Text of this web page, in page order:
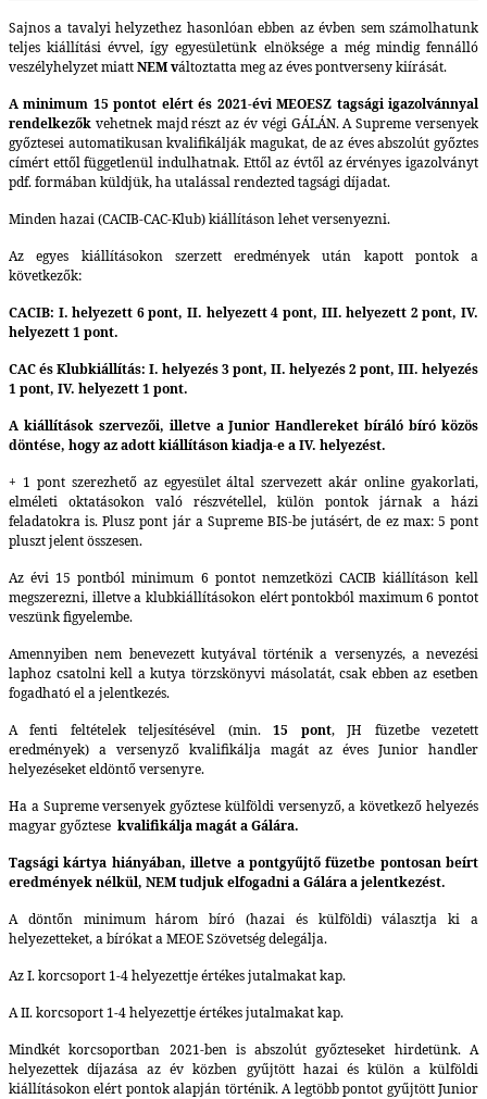
Sajnos a tavalyi helyzethez hasonlóan ebben az évben sem számolhatunk
teljes kiállítási évvel, így egyesületünk elnöksége a még mindig fennálló
veszélyhelyzet miattNEM változtatta meg az éves pontverseny kiírását.
Aminimum 15 pontot elért és 2021-évi MEOESZ tagsági igazolvánnyal
rendelkezők vehetnek majd részt az év végi GÁLÁN. A Supreme versenyek
győztesei automatikusan kvalifikálják magukat, de az éves abszolút győztes
címért ettől függetlenül indulhatnak. Ettől az évtől az érvényes igazolványt
pdf. formában küldjük, ha utalással rendezted tagsági díjadat.
Minden hazai (CACIB-CAC-Klub) kiállításon lehet versenyezni.
Az egyes kiállításokon szerzett eredmények után kapott pontok a
következők:
CACIB: I. helyezett 6 pont, II. helyezett 4 pont, III. helyezett 2 pont, IV.
helyezett 1 pont.
CAC és Klubkiállítás: I. helyezés 3 pont, II. helyezés 2 pont, III. helyezés
1 pont, IV. helyezett 1 pont.
A kiállítások szervezői, illetve a Junior Handlereket bíráló bíró közös
döntése, hogy az adott kiállításon kiadja-e a IV. helyezést.
+ 1 pont szerezhető az egyesület által szervezett akár online gyakorlati,
elméleti oktatásokon való részvétellel, külön pontok járnak a házi
feladatokra is. Plusz pont jár a Supreme BIS-be jutásért, de ez max: 5 pont
pluszt jelent összesen.
Az évi 15 pontból minimum 6 pontot nemzetközi CACIB kiállításon kell
megszerezni, illetve a klubkiállításokon elért pontokból maximum 6 pontot
veszünk figyelembe.
Amennyiben nem benevezett kutyával történik a versenyzés, a nevezési
laphoz csatolni kell a kutya törzskönyvi másolatát, csak ebben az esetben
fogadható el a jelentkezés.
A fenti feltételek teljesítésével (min.15 pont, JH füzetbe vezetett
eredmények) a versenyző kvalifikálja magát az éves Junior handler
helyezéseket eldöntő versenyre.
Ha a Supreme versenyek győztese külföldi versenyző, a következő helyezés
magyar győztese kvalifikálja magát a Gálára.
Tagsági kártya hiányában, illetve a pontgyűjtő füzetbe pontosan beírt
eredmények nélkül, NEM tudjuk elfogadni a Gálára a jelentkezést.
A döntőn minimum három bíró (hazai és külföldi) választja ki a
helyezetteket, a bírókat a MEOE Szövetség delegálja.
Az I. korcsoport 1-4 helyezettje értékes jutalmakat kap.
A II. korcsoport 1-4 helyezettje értékes jutalmakat kap.
Mindkét korcsoportban 2021-ben is abszolút győzteseket hirdetünk. A
helyezettek díjazása az év közben gyűjtött hazai és külön a külföldi
kiállításokon elért pontok alapján történik. A legtöbb pontot gyűjtött Junior